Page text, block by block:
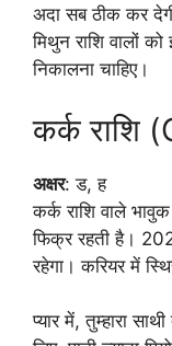
अदा सब ठीक कर
मिथुन राशि वालों
निकालना चाहिए।
कर्क राशि
अक्षर: ड, ह
कर्क राशि वाले
फिक्र रहती है।
रहेगा। करियर में
प्यार में, तुम्हारा